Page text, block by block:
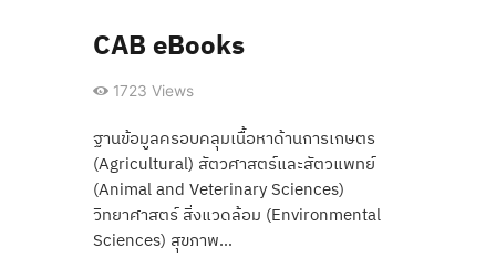
CAB eBooks
1723 Views
ฐานข้อมูลครอบคลุมเนื้อหาด้านการเกษตร
(Agricultural) สัตวศาสตร์และสัตวแพทย์
(Animal and Veterinary Sciences)
วิทยาศาสตร์ สิ่งแวดล้อม (Environmental
Sciences) สุขภาพ…